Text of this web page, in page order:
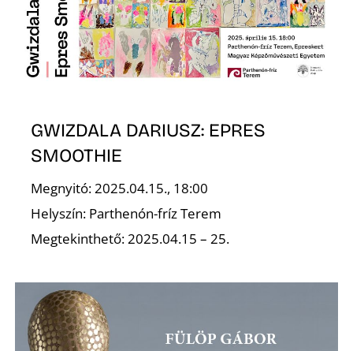
GWIZDALA DARIUSZ: EPRES
SMOOTHIE
Megnyitó: 2025.04.15., 18:00
Helyszín: Parthenón-fríz Terem
Megtekinthető: 2025.04.15 – 25.